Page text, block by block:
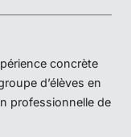
concrète
d’élèves en
professionnelle de